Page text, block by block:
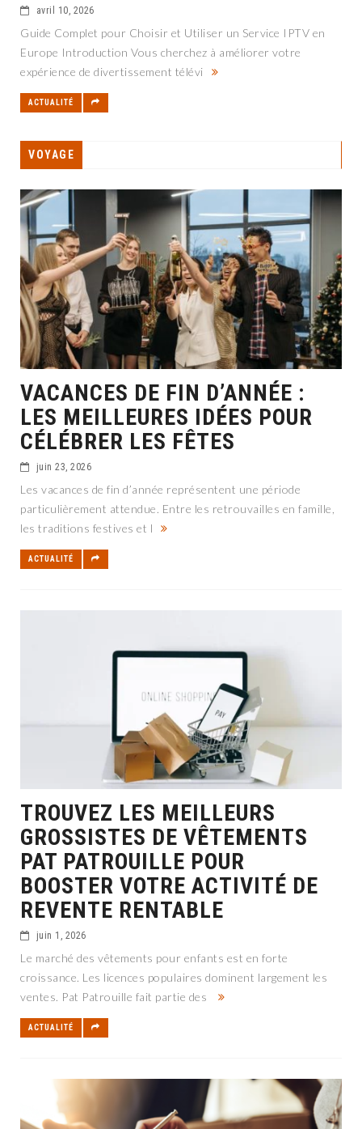
avril 10, 2026
Guide Complet pour Choisir et Utiliser un Service IPTV en
Europe Introduction Vous cherchez à améliorer votre
expérience de divertissement télévi
ACTUALITÉ
VOYAGE
VACANCES DE FIN D’ANNÉE :
LES MEILLEURES IDÉES POUR
CÉLÉBRER LES FÊTES
juin 23, 2026
Les vacances de fin d’année représentent une période
particulièrement attendue. Entre les retrouvailles en famille,
les traditions festives et l
ACTUALITÉ
TROUVEZ LES MEILLEURS
GROSSISTES DE VÊTEMENTS
PAT PATROUILLE POUR
BOOSTER VOTRE ACTIVITÉ DE
REVENTE RENTABLE
juin 1, 2026
Le marché des vêtements pour enfants est en forte
croissance. Les licences populaires dominent largement les
ventes. Pat Patrouille fait partie des
ACTUALITÉ